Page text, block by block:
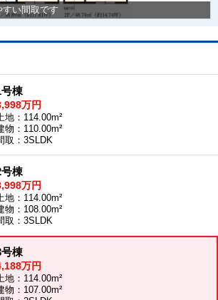
い間取です
号棟
万円
地：114.00m²
物：110.00m²
取：3SLDK
棟
万円
地：114.00m²
物：108.00m²
取：3SLDK
棟
万円
地：114.00m²
物：107.00m²